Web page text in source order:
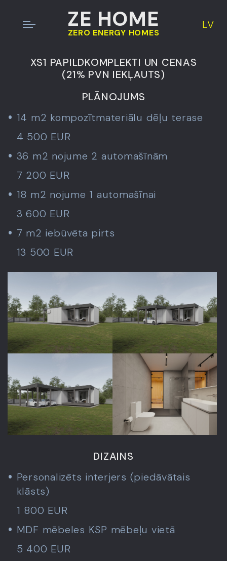
ZE HOME
ZERO ENERGY HOMES
LV
XS1 PAPILDKOMPLEKTI UN CENAS
(21% PVN IEKĻAUTS)
PLĀNOJUMS
14 m2 kompozītmateriālu dēļu terase
4 500 EUR
36 m2 nojume 2 automašīnām
7 200 EUR
18 m2 nojume 1 automašīnai
3 600 EUR
7 m2 iebūvēta pirts
13 500 EUR
DIZAINS
Personalizēts interjers (piedāvātais
klāsts)
1 800 EUR
MDF mēbeles KSP mēbeļu vietā
5 400 EUR